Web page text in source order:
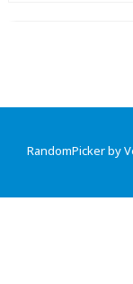
RandomPicker by